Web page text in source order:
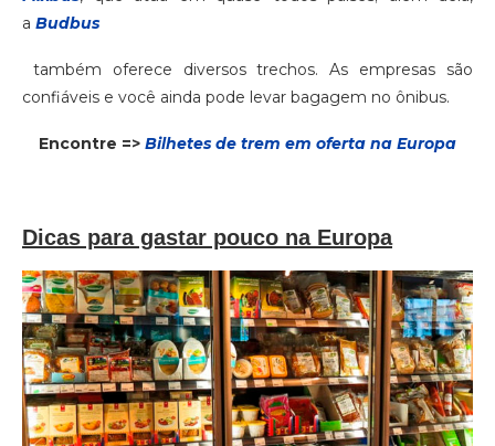
a Budbus
também oferece diversos trechos. As empresas são
confiáveis e você ainda pode levar bagagem no ônibus.
Encontre => Bilhetes de trem em oferta na Europa
Dicas para gastar pouco na Europa